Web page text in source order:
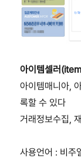
아이템셀러
아이템매니아,
록할 수 있다
거래정보수집,
사용언어 : 비주